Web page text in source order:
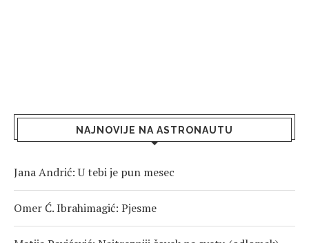
NAJNOVIJE NA ASTRONAUTU
Jana Andrić: U tebi je pun mesec
Omer Ć. Ibrahimagić: Pjesme